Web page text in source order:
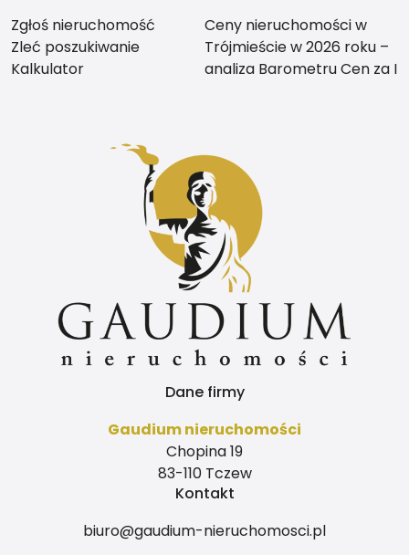
Zgłoś nieruchomość
Zleć poszukiwanie
Kalkulator
Ceny nieruchomości w
Trójmieście w 2026 roku –
analiza Barometru Cen za I
Dane firmy
Gaudium nieruchomości
Chopina 19
83-110 Tczew
Kontakt
biuro@gaudium-nieruchomosci.pl